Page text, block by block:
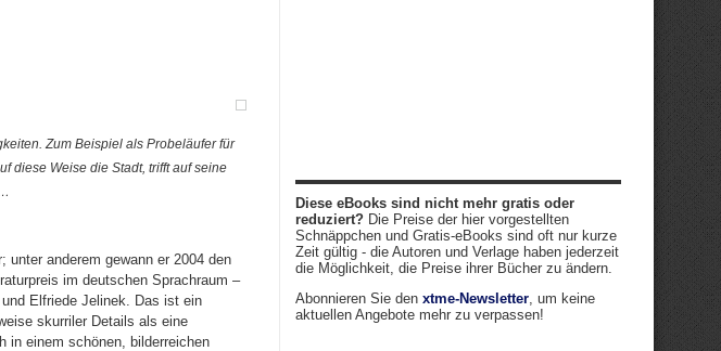
Zum Beispiel als Probeläufer für
diese Weise die Stadt, trifft auf seine
anderem gewann er 2004 den
im deutschen Sprachraum –
Elfriede Jelinek. Das ist ein
skurriler Details als eine
in einem schönen, bilderreichen
Diese eBooks sind nicht mehr gratis oder
reduziert? Die Preise der hier vorgestellten
Schnäppchen und Gratis-eBooks sind oft nur kurze
Zeit gültig - die Autoren und Verlage haben jederzeit
die Möglichkeit, die Preise ihrer Bücher zu ändern.
Abonnieren Sie den xtme-Newsletter, um keine
aktuellen Angebote mehr zu verpassen!